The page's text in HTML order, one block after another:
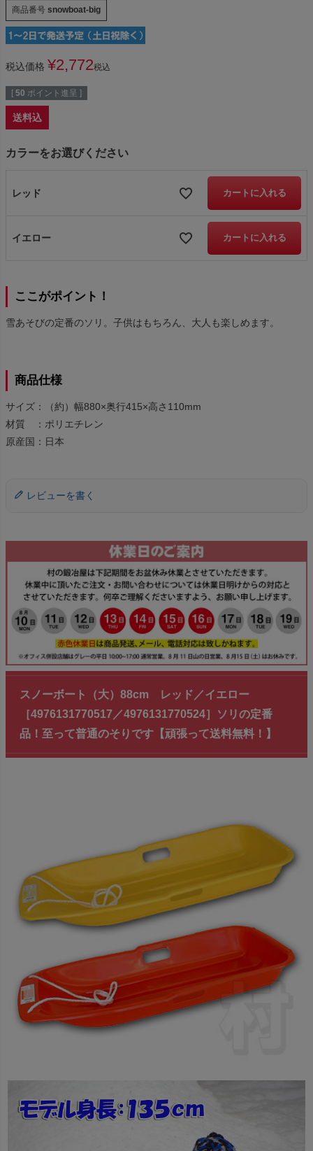
商品番号 snowboat-big
税込価格 ¥2,772税込
[ 50 ポイント進呈 ]
送料込
カラーをお選びください
レッド カートに入れる
イエロー カートに入れる
ここがポイント！
雪あそびの定番のソリ。子供はもちろん、大人も楽しめます。
商品仕様
サイズ：（約）幅880×奥行415×高さ110mm
材質 ：ポリエチレン
原産国：日本
レビューを書く
スノーボート（大）88cm レッド／イエロー
［4976131770517／4976131770524］ソリの定番
品！至って普通のそりです【頑張って送料無料！】